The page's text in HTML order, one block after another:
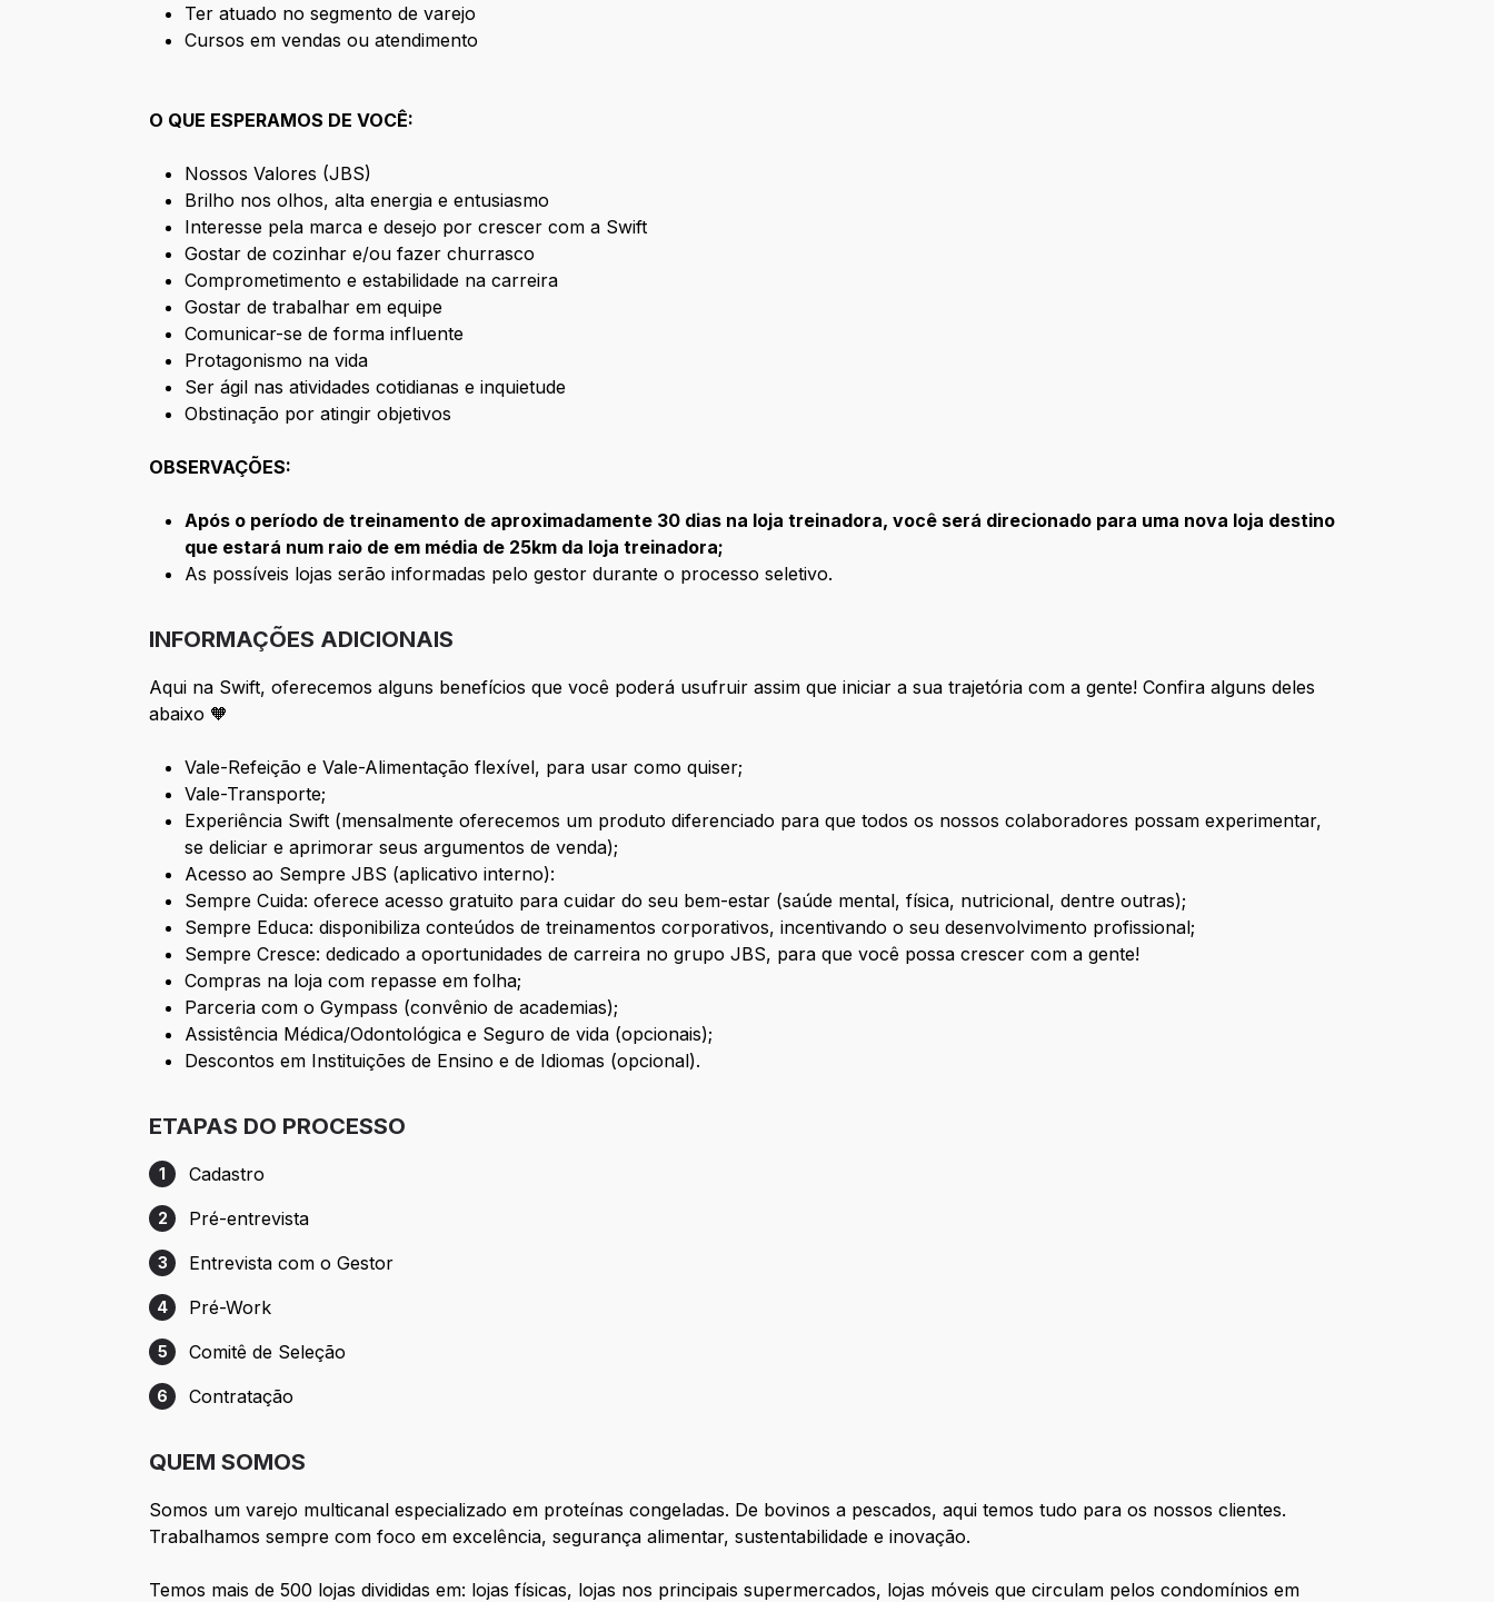
Ter atuado no segmento de varejo
Cursos em vendas ou atendimento
O QUE ESPERAMOS DE VOCÊ:
Nossos Valores (JBS)
Brilho nos olhos, alta energia e entusiasmo
Interesse pela marca e desejo por crescer com a Swift
Gostar de cozinhar e/ou fazer churrasco
Comprometimento e estabilidade na carreira
Gostar de trabalhar em equipe
Comunicar-se de forma influente
Protagonismo na vida
Ser ágil nas atividades cotidianas e inquietude
Obstinação por atingir objetivos
OBSERVAÇÕES:
Após o período de treinamento de aproximadamente 30 dias na loja treinadora, você será direcionado para uma nova loja destino
que estará num raio de em média de 25km da loja treinadora;
As possíveis lojas serão informadas pelo gestor durante o processo seletivo.
INFORMAÇÕES ADICIONAIS
Aqui na Swift, oferecemos alguns benefícios que você poderá usufruir assim que iniciar a sua trajetória com a gente! Confira alguns deles
abaixo 🧡
Vale-Refeição e Vale-Alimentação flexível, para usar como quiser;
Vale-Transporte;
Experiência Swift (mensalmente oferecemos um produto diferenciado para que todos os nossos colaboradores possam experimentar,
se deliciar e aprimorar seus argumentos de venda);
Acesso ao Sempre JBS (aplicativo interno):
Sempre Cuida: oferece acesso gratuito para cuidar do seu bem-estar (saúde mental, física, nutricional, dentre outras);
Sempre Educa: disponibiliza conteúdos de treinamentos corporativos, incentivando o seu desenvolvimento profissional;
Sempre Cresce: dedicado a oportunidades de carreira no grupo JBS, para que você possa crescer com a gente!
Compras na loja com repasse em folha;
Parceria com o Gympass (convênio de academias);
Assistência Médica/Odontológica e Seguro de vida (opcionais);
Descontos em Instituições de Ensino e de Idiomas (opcional).
ETAPAS DO PROCESSO
Etapa 1: Cadastro
1 Cadastro
Etapa 2: Pré-entrevista
2 Pré-entrevista
Etapa 3: Entrevista com o Gestor
3 Entrevista com o Gestor
Etapa 4: Pré-Work
4 Pré-Work
Etapa 5: Comitê de Seleção
5 Comitê de Seleção
Etapa 6: Contratação
6 Contratação
QUEM SOMOS
Somos um varejo multicanal especializado em proteínas congeladas. De bovinos a pescados, aqui temos tudo para os nossos clientes.
Trabalhamos sempre com foco em excelência, segurança alimentar, sustentabilidade e inovação.
Temos mais de 500 lojas divididas em: lojas físicas, lojas nos principais supermercados, lojas móveis que circulam pelos condomínios em